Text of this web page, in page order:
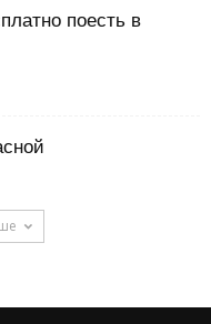
поесть в